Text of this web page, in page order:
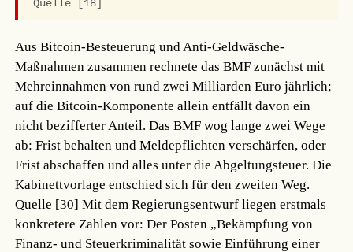
Quelle [18]
Aus Bitcoin-Besteuerung und Anti-Geldwäsche-
Maßnahmen zusammen rechnete das BMF zunächst mit
Mehreinnahmen von rund zwei Milliarden Euro jährlich;
auf die Bitcoin-Komponente allein entfällt davon ein
nicht bezifferter Anteil. Das BMF wog lange zwei Wege
ab: Frist behalten und Meldepflichten verschärfen, oder
Frist abschaffen und alles unter die Abgeltungsteuer. Die
Kabinettvorlage entschied sich für den zweiten Weg.
Quelle [30] Mit dem Regierungsentwurf liegen erstmals
konkretere Zahlen vor: Der Posten „Bekämpfung von
Finanz- und Steuerkriminalität sowie Einführung einer